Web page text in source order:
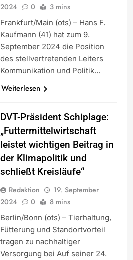
2024
0 3 mins
Frankfurt/Main (ots) – Hans F.
Kaufmann (41) hat zum 9.
September 2024 die Position
des stellvertretenden Leiters
Kommunikation und Politik…
Weiterlesen
DVT-Präsident Schiplage:
„Futtermittelwirtschaft
leistet wichtigen Beitrag in
der Klimapolitik und
schließt Kreisläufe“
Redaktion
19. September
2024
0 8 mins
Berlin/Bonn (ots) – Tierhaltung,
Fütterung und Standortvorteil
tragen zu nachhaltiger
Versorgung bei Auf seiner 24.